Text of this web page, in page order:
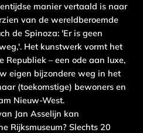
manier vertaald is naar
van de wereldberoemde
de Spinoza: 'Er is geen
Het kunstwerk vormt het
Republiek – een ode aan luxe,
eigen bijzondere weg in het
(toekomstige) bewoners en
Nieuw-West.
Jan Asselijn kan
Rijksmuseum? Slechts 20